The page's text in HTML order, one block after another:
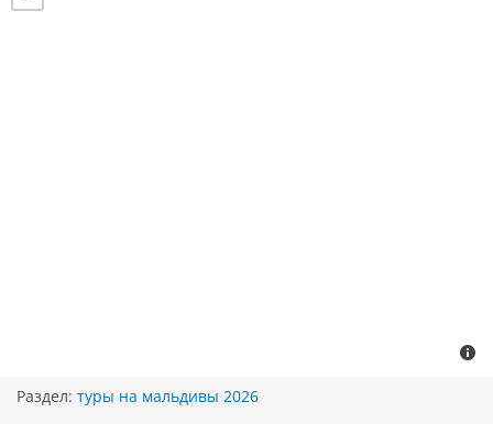
Раздел: туры на мальдивы 2026